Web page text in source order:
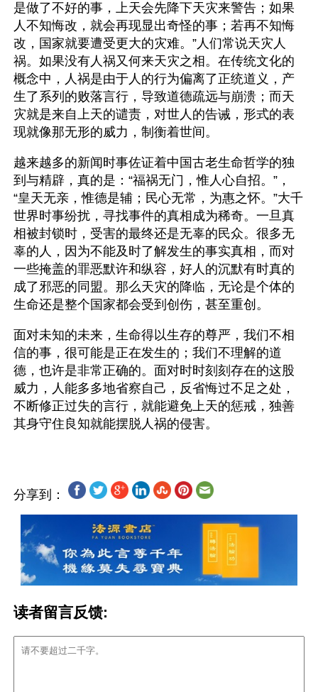
是做了不好的事，上天会先降下天灾来警告；如果
人不知悔改，就会再现显出奇怪的事；若再不知悔
改，国家就要遭受更大的灾难。”人们常说天灾人
祸。如果没有人祸又何来天灾之相。在传统文化的
概念中，人祸是由于人的行为偏离了正统道义，产
生了系列的败落言行，导致道德疏远与崩溃；而天
灾就是来自上天的谴责，对世人的告诫，形式的表
现就像那无形的威力，制衡着世间。
越来越多的新闻时事佐证着中国古老生命哲学的独
到与精辟，真的是：“福祸无门，惟人心自招。”，
“皇天无亲，惟德是辅；民心无常，为惠之怀。”大千
世界时事纷扰，寻找事件的真相成为稀奇。一旦真
相被封锁时，受害的最终还是无辜的民众。很多无
辜的人，因为不能及时了解发生的事实真相，而对
一些掩盖的罪恶默许和纵容，好人的沉默有时真的
成了邪恶的同盟。那么天灾的降临，无论是个体的
生命还是整个国家都会受到创伤，甚至重创。
面对未知的未来，生命得以生存的尊严，我们不相
信的事，很可能是正在发生的；我们不理解的道
德，也许是非常正确的。面对时时刻刻存在的这股
威力，人能多多地省察自己，反省悔过不足之处，
不断修正过失的言行，就能避免上天的惩戒，独善
分享到：
读者留言反馈: